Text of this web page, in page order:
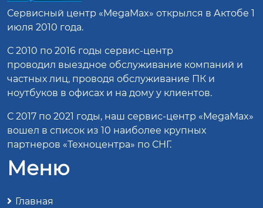
Сервисный центр «MegaMax» открылся в Актобе 1
июля 2010 года.
С 2010 по 2016 годы сервис-центр
проводил выездное обслуживание компаний и
частных лиц, проводя обслуживание ПК и
ноутбуков в офисах и на дому у клиентов.
С 2017 по 2021 годы, наш сервис-центр «MegaMax»
вошел в список из 10 наиболее крупных
партнеров «Техноцентра» по СНГ.
Меню
Главная